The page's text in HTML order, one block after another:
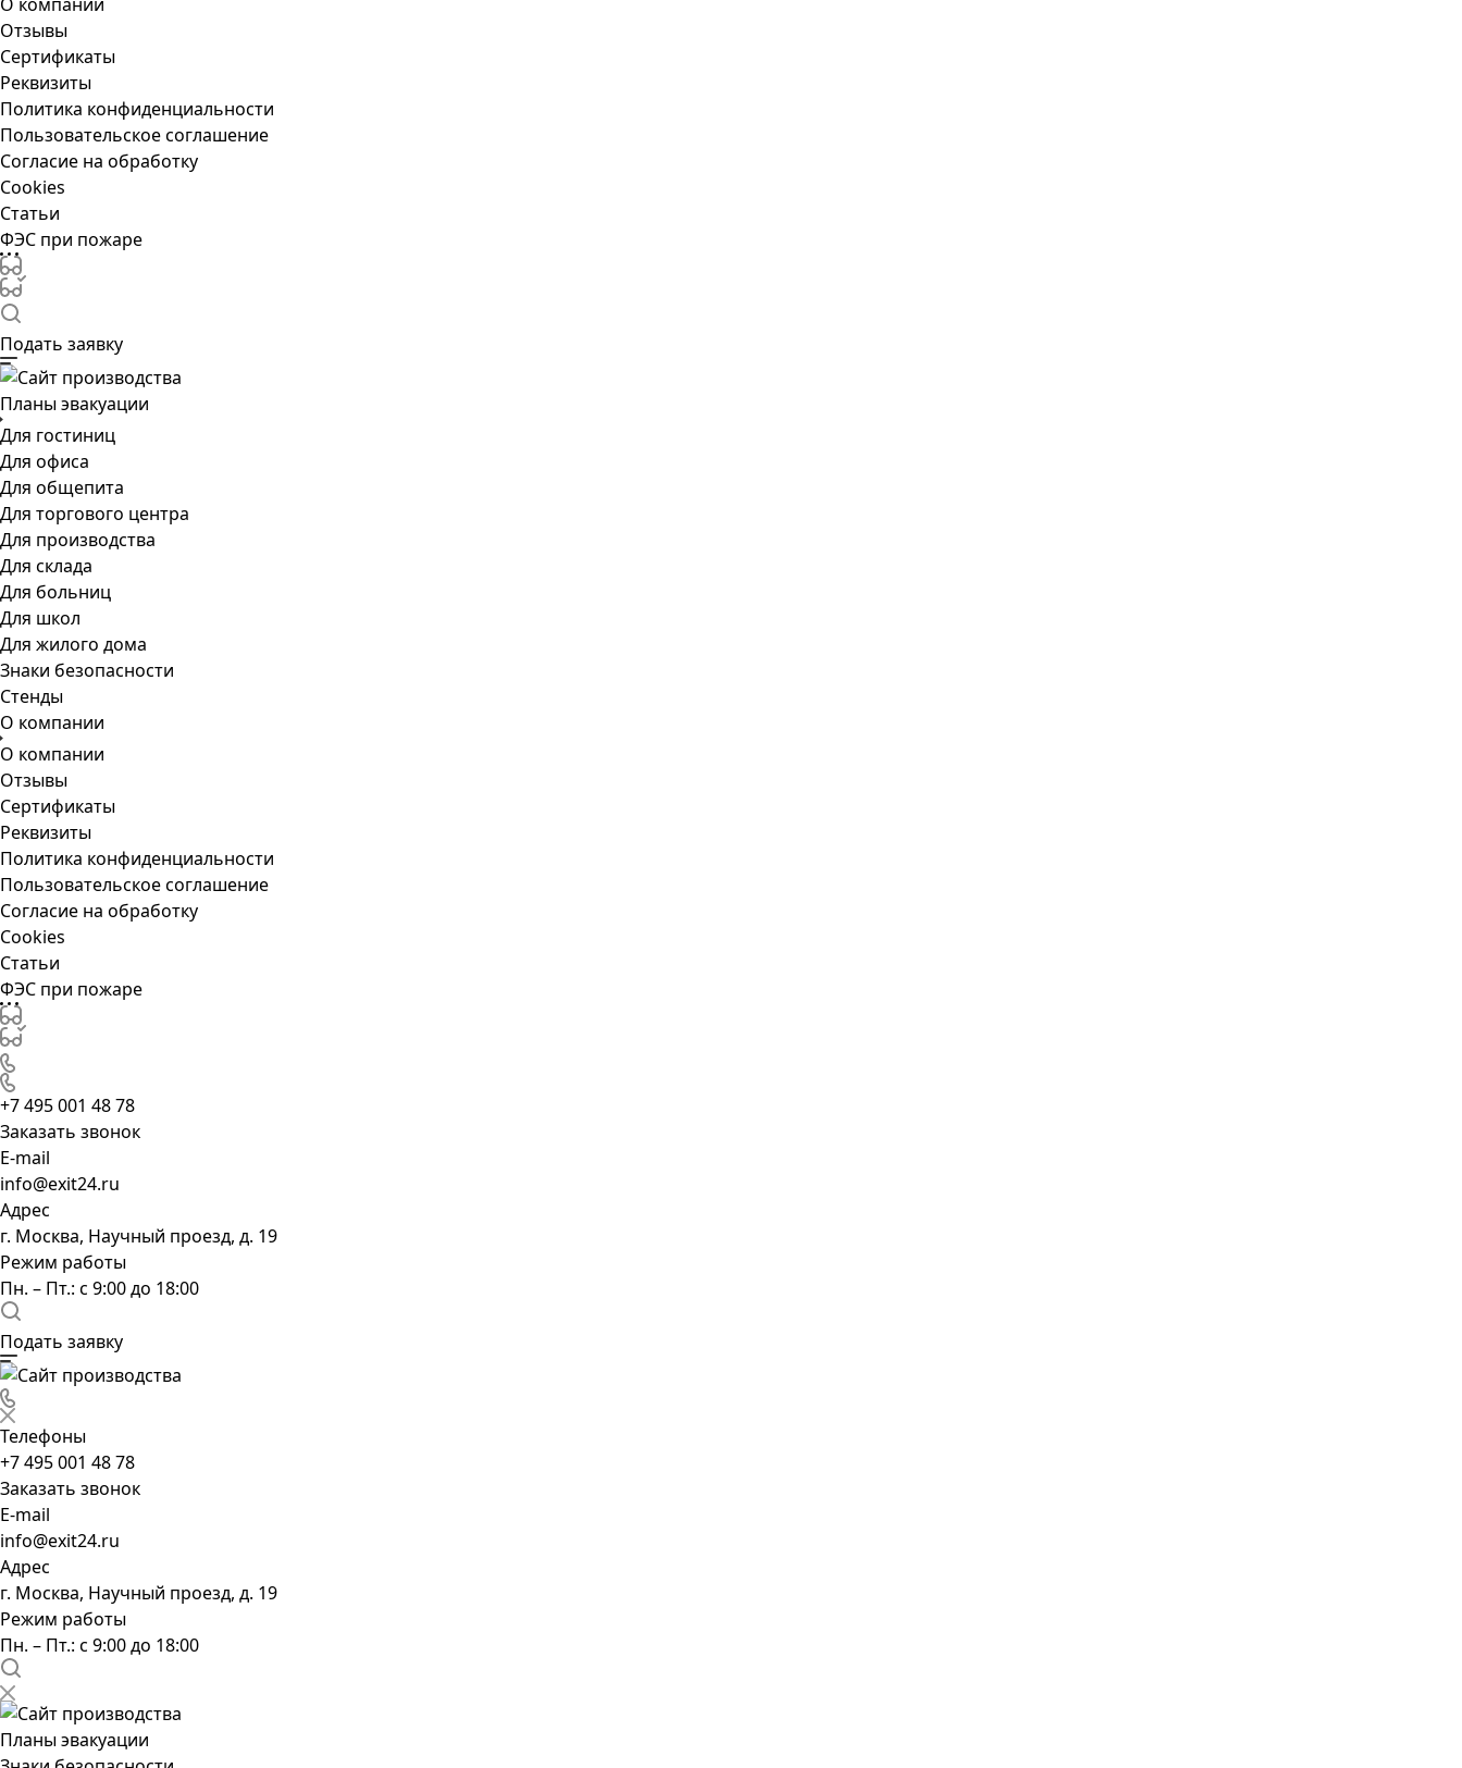
Отзывы
Сертификаты
Реквизиты
Политика конфиденциальности
Пользовательское соглашение
Согласие на обработку
Cookies
Статьи
ФЭС при пожаре
Подать заявку
Планы эвакуации
Для гостиниц
Для офиса
Для общепита
Для торгового центра
Для производства
Для склада
Для больниц
Для школ
Для жилого дома
Знаки безопасности
Стенды
О компании
О компании
Отзывы
Сертификаты
Реквизиты
Политика конфиденциальности
Пользовательское соглашение
Согласие на обработку
Cookies
Статьи
ФЭС при пожаре
+7 495 001 48 78
Заказать звонок
E-mail
info@exit24.ru
Адрес
г. Москва, Научный проезд, д. 19
Режим работы
Пн. – Пт.: с 9:00 до 18:00
Подать заявку
Телефоны
+7 495 001 48 78
Заказать звонок
E-mail
info@exit24.ru
Адрес
г. Москва, Научный проезд, д. 19
Режим работы
Пн. – Пт.: с 9:00 до 18:00
Планы эвакуации